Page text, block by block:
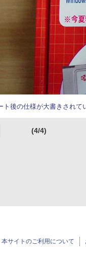
ト後の仕様が大書きされて
(4/4)
本サイトのご利用について